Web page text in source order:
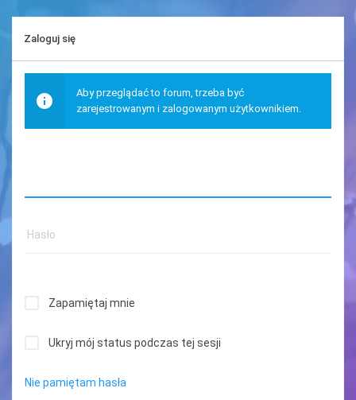
Zaloguj się
Aby przeglądać to forum, trzeba być
zarejestrowanym i zalogowanym użytkownikiem.
Zapamiętaj mnie
Ukryj mój status podczas tej sesji
Nie pamiętam hasła